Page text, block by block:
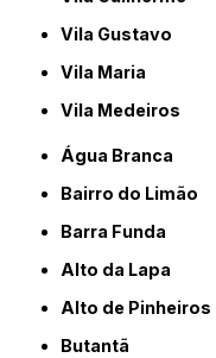
Vila Gustavo
Vila Maria
Vila Medeiros
Água Branca
Bairro do Limão
Barra Funda
Alto da Lapa
Alto de Pinheiros
Butantã